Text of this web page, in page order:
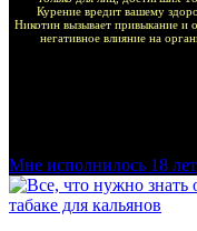
Курение вредит вашему
Никотин вызывает привыкание и
негативное влияние на
Мне исполнилось 18 лет